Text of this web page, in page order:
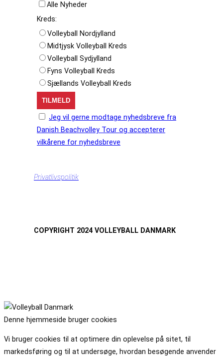
Alle Nyheder
Kreds:
Volleyball Nordjylland
Midtjysk Volleyball Kreds
Volleyball Sydjylland
Fyns Volleyball Kreds
Sjællands Volleyball Kreds
Jeg vil gerne modtage nyhedsbreve fra
Danish Beachvolley Tour og accepterer
vilkårene for nyhedsbreve
Privatlivspolitik
COPYRIGHT 2024 VOLLEYBALL DANMARK
Denne hjemmeside bruger cookies
Vi bruger cookies til at optimere din oplevelse på sitet, til
markedsføring og til at undersøge, hvordan besøgende anvender